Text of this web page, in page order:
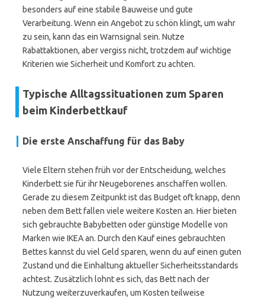
besonders auf eine stabile Bauweise und gute
Verarbeitung. Wenn ein Angebot zu schön klingt, um wahr
zu sein, kann das ein Warnsignal sein. Nutze
Rabattaktionen, aber vergiss nicht, trotzdem auf wichtige
Kriterien wie Sicherheit und Komfort zu achten.
Typische Alltagssituationen zum Sparen
beim Kinderbettkauf
Die erste Anschaffung für das Baby
Viele Eltern stehen früh vor der Entscheidung, welches
Kinderbett sie für ihr Neugeborenes anschaffen wollen.
Gerade zu diesem Zeitpunkt ist das Budget oft knapp, denn
neben dem Bett fallen viele weitere Kosten an. Hier bieten
sich gebrauchte Babybetten oder günstige Modelle von
Marken wie IKEA an. Durch den Kauf eines gebrauchten
Bettes kannst du viel Geld sparen, wenn du auf einen guten
Zustand und die Einhaltung aktueller Sicherheitsstandards
achtest. Zusätzlich lohnt es sich, das Bett nach der
Nutzung weiterzuverkaufen, um Kosten teilweise